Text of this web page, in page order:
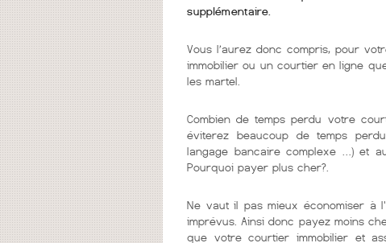
supplémentaire.
Vous l’aurez donc compris, pour
immobilier ou un courtier en ligne
les martel.
Combien de temps perdu votre
éviterez beaucoup de temps
langage bancaire complexe …) et
Pourquoi payer plus cher?.
Ne vaut il pas mieux économiser à
imprévus. Ainsi donc payez moins
que votre courtier immobilier et